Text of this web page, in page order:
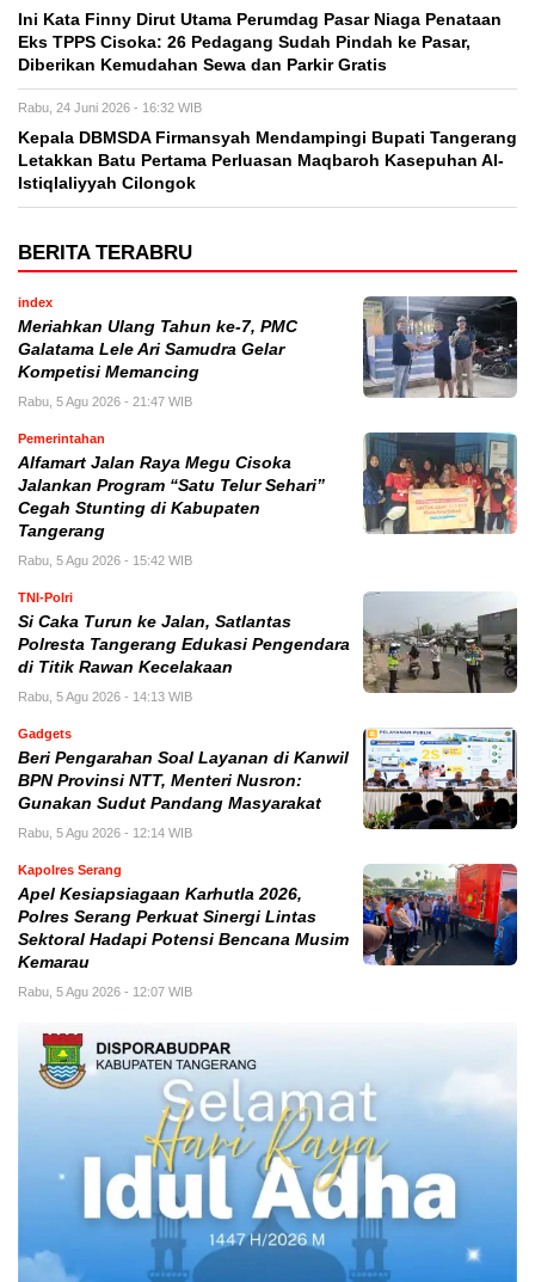
Ini Kata Finny Dirut Utama Perumdag Pasar Niaga Penataan
Eks TPPS Cisoka: 26 Pedagang Sudah Pindah ke Pasar,
Diberikan Kemudahan Sewa dan Parkir Gratis
Rabu, 24 Juni 2026 - 16:32 WIB
Kepala DBMSDA Firmansyah Mendampingi Bupati Tangerang
Letakkan Batu Pertama Perluasan Maqbaroh Kasepuhan Al-
Istiqlaliyyah Cilongok
BERITA TERABRU
index
Meriahkan Ulang Tahun ke-7, PMC
Galatama Lele Ari Samudra Gelar
Kompetisi Memancing
Rabu, 5 Agu 2026 - 21:47 WIB
Pemerintahan
Alfamart Jalan Raya Megu Cisoka
Jalankan Program “Satu Telur Sehari”
Cegah Stunting di Kabupaten
Tangerang
Rabu, 5 Agu 2026 - 15:42 WIB
TNI-Polri
Si Caka Turun ke Jalan, Satlantas
Polresta Tangerang Edukasi Pengendara
di Titik Rawan Kecelakaan
Rabu, 5 Agu 2026 - 14:13 WIB
Gadgets
Beri Pengarahan Soal Layanan di Kanwil
BPN Provinsi NTT, Menteri Nusron:
Gunakan Sudut Pandang Masyarakat
Rabu, 5 Agu 2026 - 12:14 WIB
Kapolres Serang
Apel Kesiapsiagaan Karhutla 2026,
Polres Serang Perkuat Sinergi Lintas
Sektoral Hadapi Potensi Bencana Musim
Kemarau
Rabu, 5 Agu 2026 - 12:07 WIB